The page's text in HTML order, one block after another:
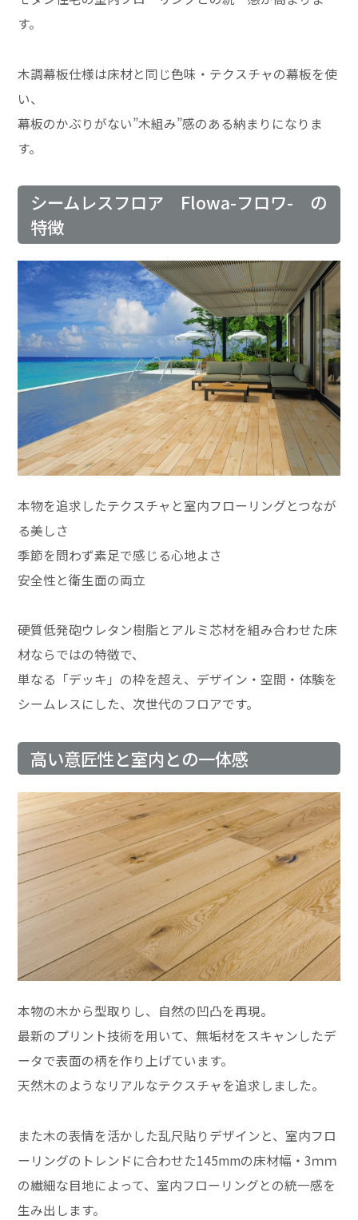
す。
木調幕板仕様は床材と同じ色味・テクスチャの幕板を使
い、
幕板のかぶりがない”木組み”感のある納まりになりま
す。
シームレスフロア Flowa-フロワ- の
特徴
本物を追求したテクスチャと室内フローリングとつなが
る美しさ
季節を問わず素足で感じる心地よさ
安全性と衛生面の両立
硬質低発砲ウレタン樹脂とアルミ芯材を組み合わせた床
材ならではの特徴で、
単なる「デッキ」の枠を超え、デザイン・空間・体験を
シームレスにした、次世代のフロアです。
高い意匠性と室内との一体感
本物の木から型取りし、自然の凹凸を再現。
最新のプリント技術を用いて、無垢材をスキャンしたデ
ータで表面の柄を作り上げています。
天然木のようなリアルなテクスチャを追求しました。
また木の表情を活かした乱尺貼りデザインと、室内フロ
ーリングのトレンドに合わせた145mmの床材幅・3ｍｍ
の繊細な目地によって、室内フローリングとの統一感を
生み出します。